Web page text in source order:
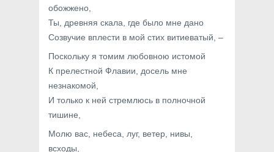
обожжено,
Ты, древняя скала, где было мне дано
Созвучие вплести в мой стих витиеватый, –
Поскольку я томим любовною истомой
К прелестной Флавии, досель мне
незнакомой,
И только к ней стремлюсь в полночной
тишине,
Молю вас, небеса, луг, ветер, нивы,
всходы,